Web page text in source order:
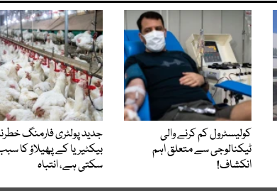
کولیسٹرول کم کرنے والی
ٹیکنالوجی سے متعلق اہم
انکشاف!
جدید پولٹری فارمنگ
بیکٹیریا کے پھیلاؤ کا
سکتی ہے، انتباہ